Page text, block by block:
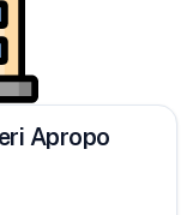
Apropo